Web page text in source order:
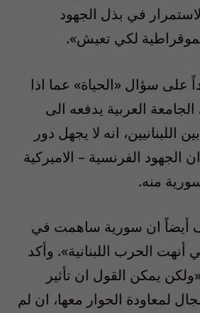
في بذل الجهود
لكي تعيش».
على سؤال «الحياة» عما اذا
العربية يدفعه الى
اللبنانيين، انه لا يجهل دور
الجهود الفرنسية – الاميركية
منه.
أيضاً ان سورية ساهمت في
أنهت الحرب اللبنانية». وأكد
يمكن القول ان تأثير
لمعاودة الحوار معها، ان لم